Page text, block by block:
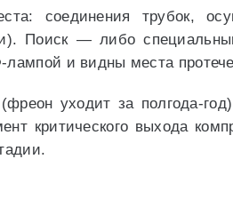
соединения трубок,
Поиск — либо
лампой и видны места
уходит за полгода-
критического выхода